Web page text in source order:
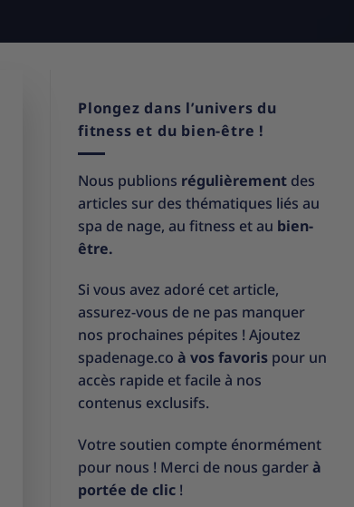
Plongez dans l’univers du
fitness et du bien-être !
Nous publions régulièrement des
articles sur des thématiques liés au
spa de nage, au fitness et au bien-
être.
Si vous avez adoré cet article,
assurez-vous de ne pas manquer
nos prochaines pépites ! Ajoutez
spadenage.co à vos favoris pour un
accès rapide et facile à nos
contenus exclusifs.
Votre soutien compte énormément
pour nous ! Merci de nous garderà
portée de clic !